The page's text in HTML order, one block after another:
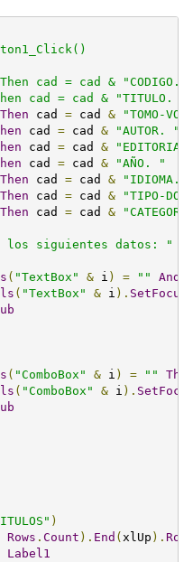
cad = cad & "CODIGO.
cad = cad & "TITULO. "
Then cad = cad &
"TOMO-
cad = cad &
"AUTOR. "
cad = cad &
cad = cad &
"AÑO. "
Then cad = cad &
"IDIOMA.
Then cad = cad &
"TIPO-
Then cad = cad &
los siguientes datos: "
( "TextBox" & i ) = "" And
( "TextBox" & i ). SetFocus
( "ComboBox" & i ) = ""
( "ComboBox" & i ).
)
Rows .Count ). End (xlUp ). Row
Label1